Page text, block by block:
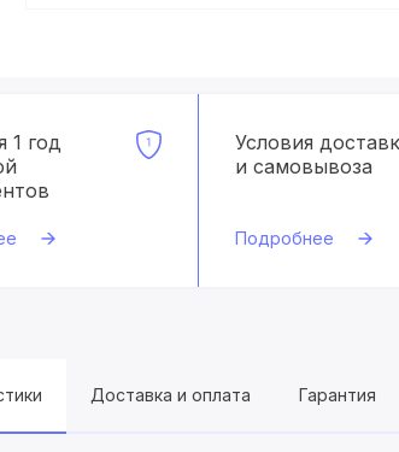
1 год
Условия
и самовывоза
Подробнее
Доставка и оплата Гарантия